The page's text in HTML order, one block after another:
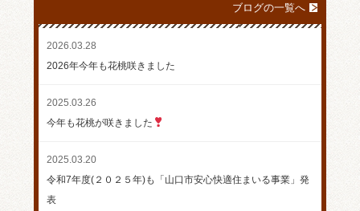
ブログの一覧へ
2026.03.28
2026年今年も花桃咲きました
2025.03.26
今年も花桃が咲きました
2025.03.20
令和7年度(２０２５年)も「山口市安心快適住まいる事業」発
表